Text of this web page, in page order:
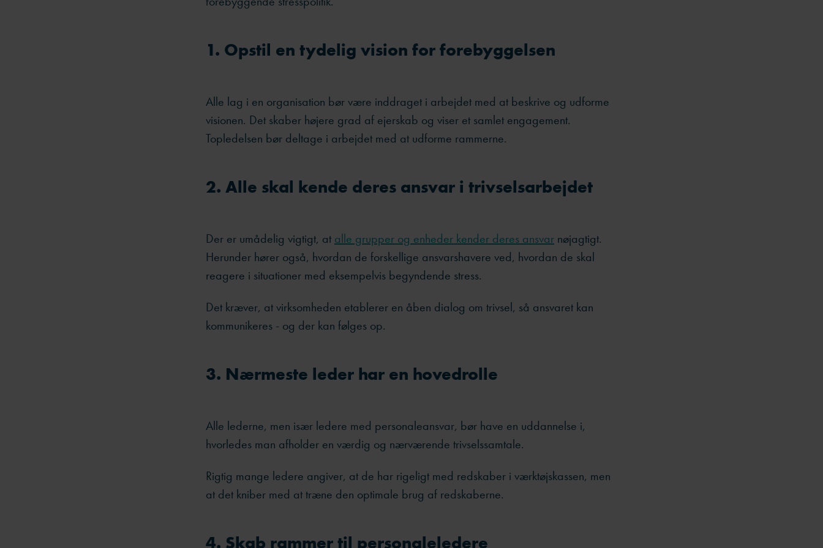
1. Opstil en tydelig vision for forebyggelsen
Alle lag i en organisation bør være inddraget i arbejdet med at beskrive og udforme
visionen. Det skaber højere grad af ejerskab og viser et samlet engagement.
Topledelsen bør deltage i arbejdet med at udforme rammerne.
2. Alle skal kende deres ansvar i trivselsarbejdet
Der er umådelig vigtigt, at alle grupper og enheder kender deres ansvar nøjagtigt.
Herunder hører også, hvordan de forskellige ansvarshavere ved, hvordan de skal
reagere i situationer med eksempelvis begyndende stress.
Det kræver, at virksomheden etablerer en åben dialog om trivsel, så ansvaret kan
kommunikeres - og der kan følges op.
3. Nærmeste leder har en hovedrolle
Alle lederne, men især ledere med personaleansvar, bør have en uddannelse i,
hvorledes man afholder en værdig og nærværende trivselssamtale.
Rigtig mange ledere angiver, at de har rigeligt med redskaber i værktøjskassen, men
at det kniber med at træne den optimale brug af redskaberne.
4. Skab rammer til personaleledere